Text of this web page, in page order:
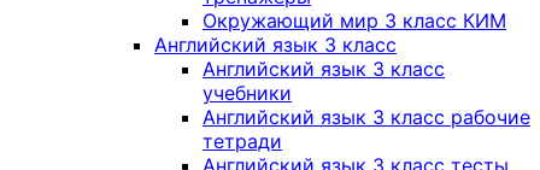
Окружающий мир 3 класс КИМ
Английский язык 3 класс
Английский язык 3 класс
учебники
Английский язык 3 класс рабочие
тетради
Английский язык 3 класс тесты